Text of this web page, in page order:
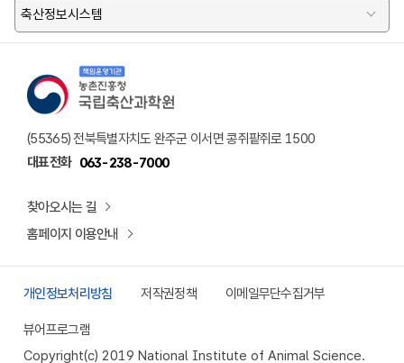
축산정보시스템
(55365) 전북특별자치도 완주군 이서면 콩쥐팥쥐로 1500
대표전화 063-238-7000
찾아오시는 길
홈페이지 이용안내
개인정보처리방침 저작권정책 이메일무단수집거부
뷰어프로그램
Copyright(c) 2019 National Institute of Animal Science.